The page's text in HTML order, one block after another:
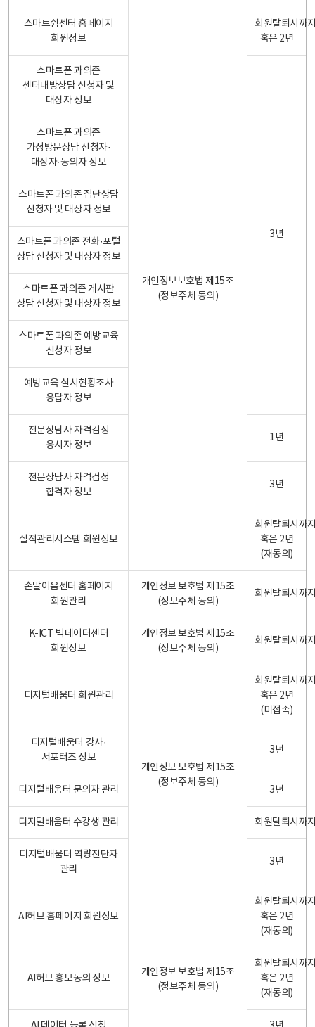
스마트쉼센터 홈페이지
회원정보
개인정보보호법 제15조
(정보주체 동의)
회원탈퇴시까
혹은 2년
스마트폰 과의존
센터내방상담 신청자 및
대상자 정보
3년
스마트폰 과의존
가정방문상담 신청자·
대상자·동의자 정보
스마트폰 과의존 집단상담
신청자 및 대상자 정보
스마트폰 과의존 전화·포털
상담 신청자 및 대상자 정보
스마트폰 과의존 게시판
상담 신청자 및 대상자 정보
스마트폰 과의존 예방교육
신청자 정보
예방교육 실시현황조사
응답자 정보
전문상담사 자격검정
응시자 정보
1년
전문상담사 자격검정
합격자 정보
3년
실적관리시스템 회원정보
회원탈퇴시까
혹은 2년
(재동의)
손말이음센터 홈페이지
회원관리
개인정보 보호법 제15조
(정보주체 동의)
회원탈퇴시까
K-ICT 빅데이터센터
회원정보
개인정보 보호법 제15조
(정보주체 동의)
회원탈퇴시까
디지털배움터 회원관리
개인정보 보호법 제15조
(정보주체 동의)
회원탈퇴시까
혹은 2년
(미접속)
디지털배움터 강사·
서포터즈 정보
3년
디지털배움터 문의자 관리 3년
디지털배움터 수강생 관리 회원탈퇴시까
디지털배움터 역량진단자
관리
3년
AI허브 홈페이지 회원정보
개인정보 보호법 제15조
(정보주체 동의)
회원탈퇴시까
혹은 2년
(재동의)
AI허브 홍보동의 정보
회원탈퇴시까
혹은 2년
(재동의)